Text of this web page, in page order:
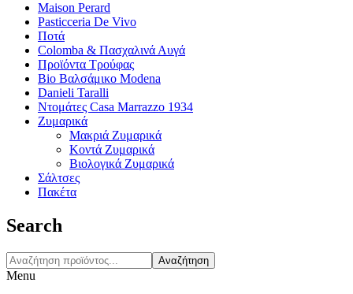
Maison Perard
Pasticceria De Vivo
Ποτά
Colomba & Πασχαλινά Αυγά
Προϊόντα Τρούφας
Bio Βαλσάμικο Modena
Danieli Taralli
Ντομάτες Casa Marrazzo 1934
Ζυμαρικά
Μακριά Ζυμαρικά
Κοντά Ζυμαρικά
Βιολογικά Ζυμαρικά
Σάλτσες
Πακέτα
Search
Αναζήτηση
Menu